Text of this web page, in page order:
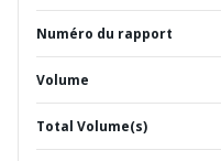
Numéro du rapport
Volume
Total Volume(s)